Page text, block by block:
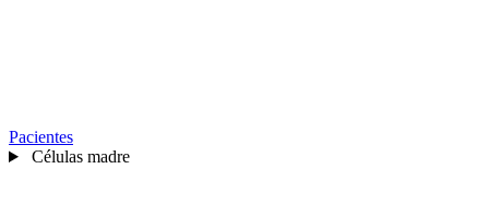
Pacientes
Células madre